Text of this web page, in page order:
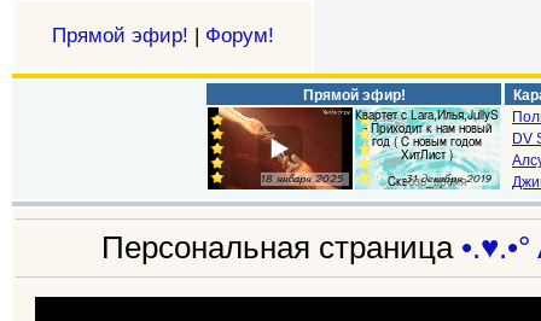
Прямой эфир! | Форум!
Прямой эфир!
DV
Персональная страница